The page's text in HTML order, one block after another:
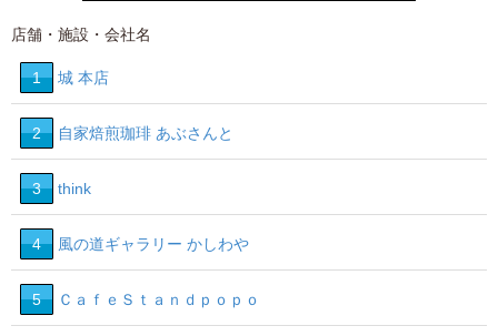
店舗・施設・会社名
1 城 本店
2 自家焙煎珈琲 あぶさんと
3 think
4 風の道ギャラリー かしわや
5 ＣａｆｅＳｔａｎｄｐｏｐｏ